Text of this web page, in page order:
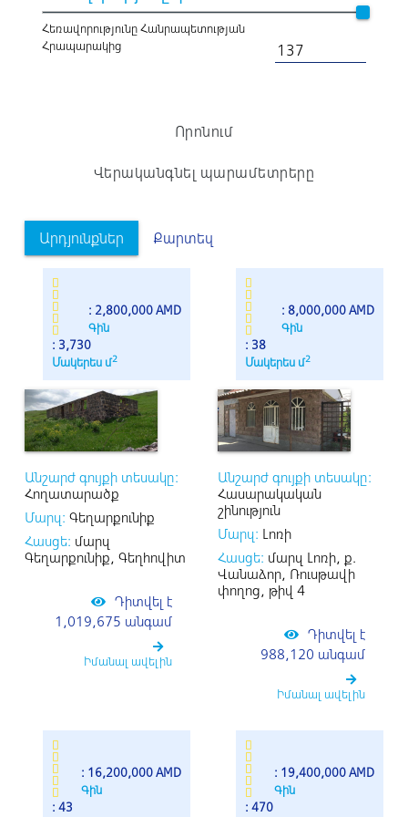
Հեռավորությունը Հանրապետության
Հրապարակից
Որոնում
Վերականգնել պարամետրերը
Արդյունքներ Քարտեզ
Գին
: 2,800,000 AMD
Մակերես մ2
: 3,730
Անշարժ գույքի տեսակը:
Հողատարածք
Մարզ: Գեղարքունիք
Հասցե: մարզ
Գեղարքունիք, Գեղհովիտ
Դիտվել է
1,019,675 անգամ
Իմանալ ավելին
Գին
: 8,000,000 AMD
Մակերես մ2
: 38
Անշարժ գույքի տեսակը:
Հասարակական
շինություն
Մարզ: Լոռի
Հասցե: մարզ Լոռի, ք.
Վանաձոր, Ռուսթավի
փողոց, թիվ 4
Դիտվել է
988,120 անգամ
Իմանալ ավելին
Գին
: 16,200,000 AMD
: 43
Գին
: 19,400,000 AMD
: 470